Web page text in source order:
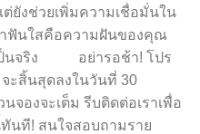
ยังช่วยเพิ่มความเชื่อมั่นใน
าฟันใสคือความฝันของคุณ
ป็นจริง อย่ารอช้า! โปร
ะสิ้นสุดลงในวันที่ 30
จองจะเต็ม รีบติดต่อเราเพื่อ
นที! สนใจสอบถามราย